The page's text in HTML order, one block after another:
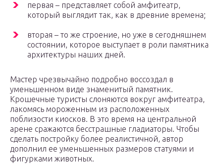
первая – представляет собой амфитеатр,
который выглядит так, как в древние времена;
вторая – то же строение, но уже в сегодняшнем
состоянии, которое выступает в роли памятника
архитектуры наших дней.
Мастер чрезвычайно подробно воссоздал в
уменьшенном виде знаменитый памятник.
Крошечные туристы слоняются вокруг амфитеатра,
лакомясь мороженным из расположенных
поблизости киосков. В это время на центральной
арене сражаются бесстрашные гладиаторы. Чтобы
сделать постройку более реалистичной, автор
дополнил ее уменьшенных размеров статуями и
фигурками животных.